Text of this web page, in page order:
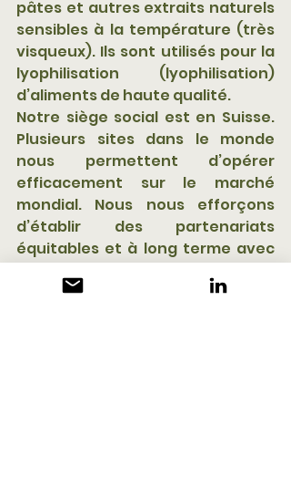
pâtes et autres extraits naturels
sensibles à la température (très
visqueux). Ils sont utilisés pour la
lyophilisation (lyophilisation)
d’aliments de haute qualité.
Notre siège social est en Suisse.
Plusieurs sites dans le monde
nous permettent d’opérer
efficacement sur le marché
mondial. Nous nous efforçons
d’établir des partenariats
équitables et à long terme avec
actionnaires et partenaires